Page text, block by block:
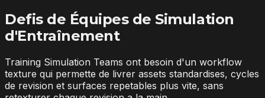
Defis de Équipes de Simulation
d'Entraînement
Training Simulation Teams ont besoin d'un workflow
texture qui permette de livrer assets standardises, cycles
de revision et surfaces repetables plus vite, sans